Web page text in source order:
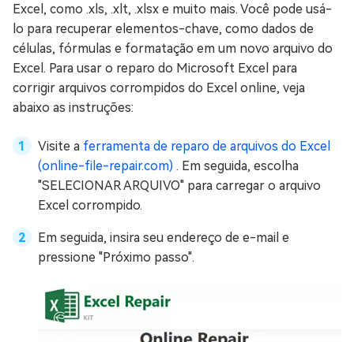
Excel, como .xls, .xlt, .xlsx e muito mais. Você pode usá-
lo para recuperar elementos-chave, como dados de
células, fórmulas e formatação em um novo arquivo do
Excel. Para usar o reparo do Microsoft Excel para
corrigir arquivos corrompidos do Excel online, veja
abaixo as instruções:
Visite a ferramenta de reparo de arquivos do Excel
(online-file-repair.com) . Em seguida, escolha
"SELECIONAR ARQUIVO" para carregar o arquivo
Excel corrompido.
Em seguida, insira seu endereço de e-mail e
pressione "Próximo passo".